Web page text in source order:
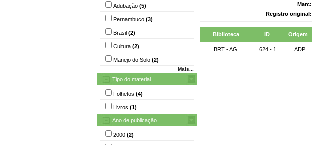
Adubação (5)
Pernambuco (3)
Brasil (2)
Cultura (2)
Manejo do Solo (2)
Mais...
Tipo do material
Folhetos (4)
Livros (1)
Ano de publicação
2000 (2)
Marc:
Registro original:
Biblioteca ID Origem
BRT - AG 624 - 1 ADP